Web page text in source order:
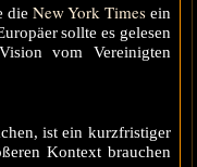
die New York Timesein
sollte es gelesen
vom Vereinigten
ist ein kurzfristiger
Kontext brauchen